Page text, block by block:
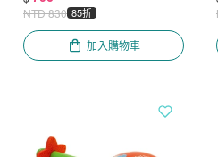
NTD830 85折
加入購物車